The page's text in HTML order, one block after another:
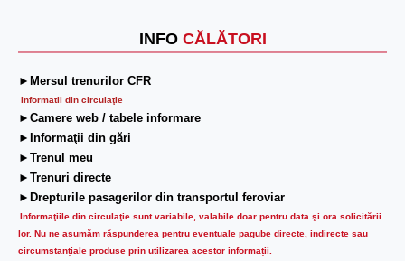
INFO CĂLĂTORI
►Mersul trenurilor CFR
Informatii din circulaţie
►Camere web / tabele informare
►Informaţii din gări
►Trenul meu
►Trenuri directe
►Drepturile pasagerilor din transportul feroviar
Informaţiile din circulaţie sunt variabile, valabile doar pentru data şi ora solicitării
lor. Nu ne asumăm răspunderea pentru eventuale pagube directe, indirecte sau
circumstanțiale produse prin utilizarea acestor informații.